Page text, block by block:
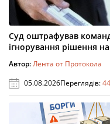
Суд оштрафував
ігнорування рішення
Автор:Лента от Протокола
05.08.2026Переглядів: